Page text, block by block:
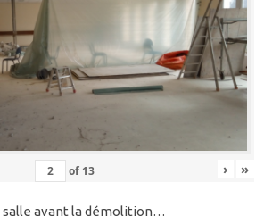
of 13 › »
salle avant la démolition…